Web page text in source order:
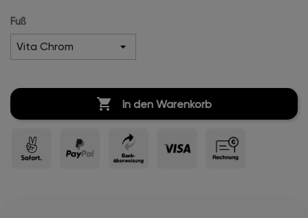
Fuß
 In den Warenkorb